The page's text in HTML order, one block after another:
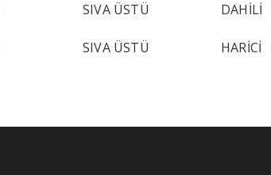
SIVA ÜSTÜ DAHİLİ
SIVA ÜSTÜ HARİCİ